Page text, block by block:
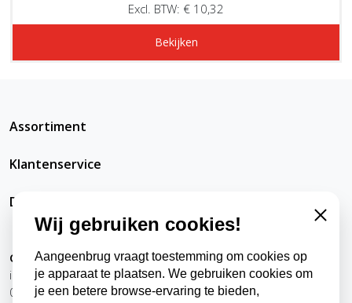
Excl. BTW: € 10,32
Bekijken
Assortiment
Klantenservice
DatRepareerIkZelfWel
Contact
info@datrepareerikzelfwel.nl
0118-570024
Wij gebruiken cookies!
Aangeenbrug vraagt toestemming om cookies op
je apparaat te plaatsen. We gebruiken cookies om
je een betere browse-ervaring te bieden,
Close